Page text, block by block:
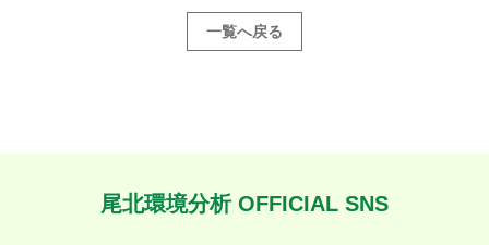
一覧へ戻る
尾北環境分析 OFFICIAL SNS